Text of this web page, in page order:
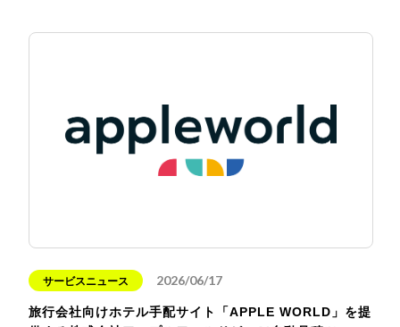
サービスニュース 2026/06/17
旅行会社向けホテル手配サイト「APPLE WORLD」を提